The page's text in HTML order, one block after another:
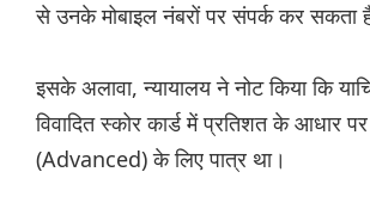
से उनके मोबाइल नंबरों पर संपर्क कर सकता
इसके अलावा, न्यायालय ने नोट किया कि
विवादित स्कोर कार्ड में प्रतिशत के आधार पर
(Advanced) के लिए पात्र था।